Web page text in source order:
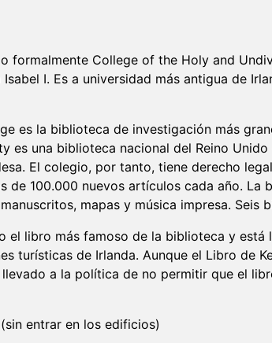
formalmente College of the Holy and
I. Es a universidad más antigua de
es la biblioteca de investigación más
es una biblioteca nacional del Reino
El colegio, por tanto, tiene derecho
de 100.000 nuevos artículos cada año.
mapas y música impresa.
el libro más famoso de la biblioteca y
turísticas de Irlanda. Aunque el Libro de
a la política de no permitir que el
entrar en los edificios)